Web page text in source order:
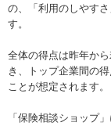
の、「利用のしやす
す。
全体の得点は昨年か
き、トップ企業間の
ことが想定されます。
「保険相談ショップ